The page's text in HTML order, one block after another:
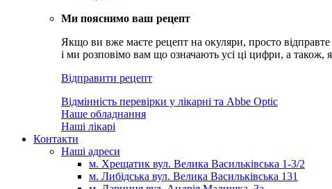
Ми пояснимо ваш рецепт
Якщо ви вже маєте рецепт на окуляри, просто
і ми розповімо вам що означають усі ці цифри, а також,
Відправити рецепт
Відмінність перевірки у лікарні та Abbe Optic
Наше обладнання
Наші лікарі
Контакти
Наші адреси
м. Хрещатик вул. Велика Васильківська 1-3/2
м. Либідська вул. Велика Васильківська 131